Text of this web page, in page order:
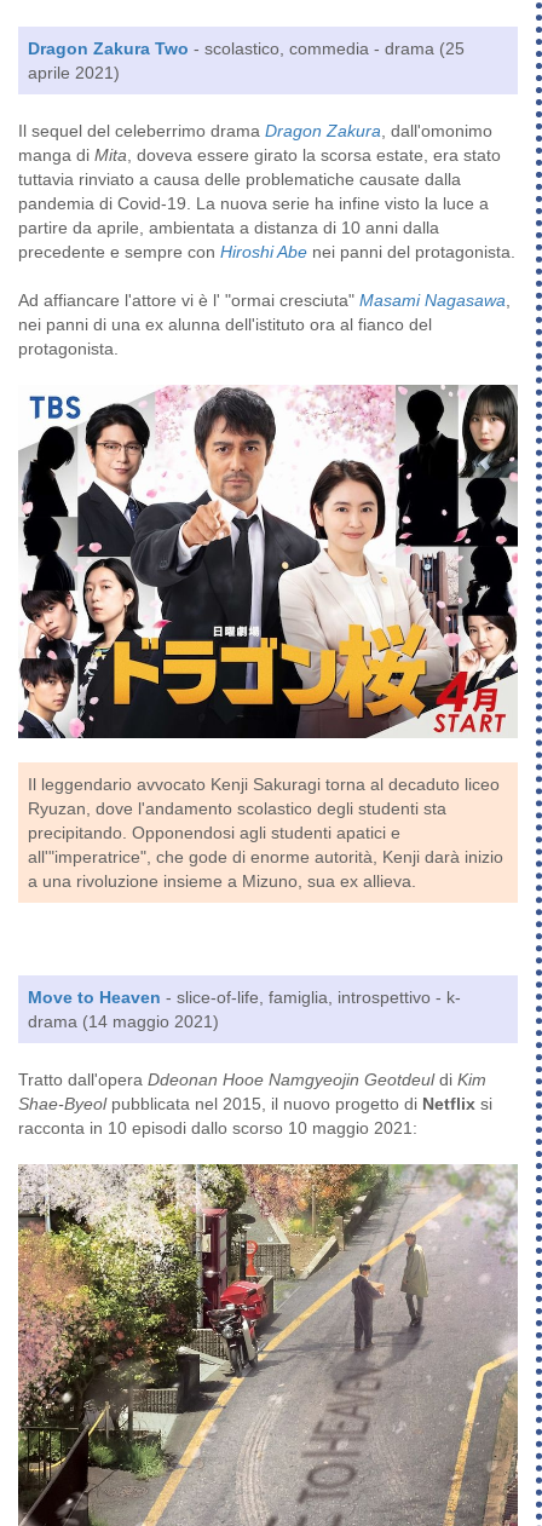
Dragon Zakura Two - scolastico, commedia - drama (25
aprile 2021)
Il sequel del celeberrimo drama Dragon Zakura, dall'omonimo
manga di Mita, doveva essere girato la scorsa estate, era stato
tuttavia rinviato a causa delle problematiche causate dalla
pandemia di Covid-19. La nuova serie ha infine visto la luce a
partire da aprile, ambientata a distanza di 10 anni dalla
precedente e sempre con Hiroshi Abe nei panni del protagonista.
Ad affiancare l'attore vi è l' "ormai cresciuta" Masami Nagasawa,
nei panni di una ex alunna dell'istituto ora al fianco del
protagonista.
Il leggendario avvocato Kenji Sakuragi torna al decaduto liceo
Ryuzan, dove l'andamento scolastico degli studenti sta
precipitando. Opponendosi agli studenti apatici e
all'"imperatrice", che gode di enorme autorità, Kenji darà inizio
a una rivoluzione insieme a Mizuno, sua ex allieva.
Move to Heaven - slice-of-life, famiglia, introspettivo - k-
drama (14 maggio 2021)
Tratto dall'opera Ddeonan Hooe Namgyeojin Geotdeuldi Kim
Shae-Byeolpubblicata nel 2015, il nuovo progetto di Netflix si
racconta in 10 episodi dallo scorso 10 maggio 2021: